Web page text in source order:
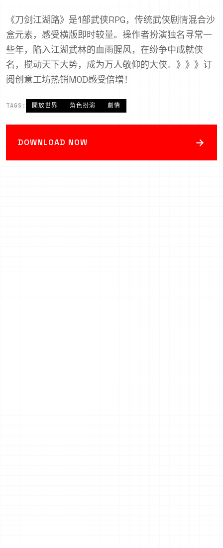
《刀剑江湖路》是1部武侠RPG，传统武侠剧情混合沙
盒元素，感受横版即时较量。操作者扮演独名寻常一
些年，陷入江湖武林的血雨腥风，在纷争中成就侠
名，搅动天下大势，成为万人敬仰的大侠。》》》订
阅创意工坊热销MOD感受倍增！
TAGS: 開放世界 角色扮演 劇情
DOWNLOAD NOW →